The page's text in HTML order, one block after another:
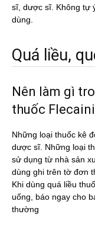
sĩ, dược sĩ. Không tự
dùng.
Quá liều,
Nên làm gì
thuốc
Những loại thuốc kê
dược sĩ. Những loại
sử dụng từ nhà sản
dùng ghi trên tờ đơn
Khi dùng quá liều
uống, báo ngay cho
thường